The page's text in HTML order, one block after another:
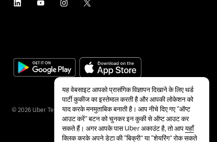
© 2026 Uber Technologies Inc.
यह वेबसाइट आपको प्रासंगिक विज्ञापन दिखाने के लिए थर्ड
पार्टी कुकीज का इस्तेमाल करती है और आपकी लोकेशन को
याद करके मनमुताबिक बनाती है। आप नीचे दिए गए “ऑप्ट
आउट करें” बटन को चुनकर इन कुकी से ऑप्ट आउट कर
सकते हैं। अगर आपके पास Uber अकाउंट है, तो आपयहाँ
क्लिक करके अपने डेटा की “बिक्री” या “शेयरिंग” रोक सकते